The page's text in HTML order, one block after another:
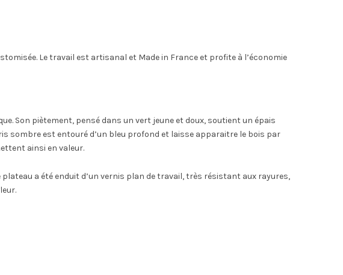
Le travail est artisanal et Made in France et profite à l’économie
Son piètement, pensé dans un vert jeune et doux, soutient un épais
sombre est entouré d’un bleu profond et laisse apparaitre le bois par
ainsi en valeur.
a été enduit d’un vernis plan de travail, très résistant aux rayures,